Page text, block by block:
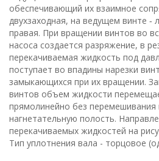
обеспечивающий их взаимное
двухзаходная, на ведущем винте ‑
правая. При вращении винтов во
насоса создается разряжение, в
перекачиваемая жидкость под
поступает во впадины нарезки
замыкающихся при их вращении.
винтов объем жидкости
прямолинейно без перемешивания
нагнетательную полость.
перекачиваемых жидкостей на
Тип уплотнения вала - торцовое